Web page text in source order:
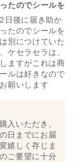
たのでシールを
日後に届き助か
たのでシールを
別につけていた
ケセラセラは、
ますがこれは商
ルは好きなので
願いします
入いただき、
日までにお届
嬉しく存じま
ご要望に十分